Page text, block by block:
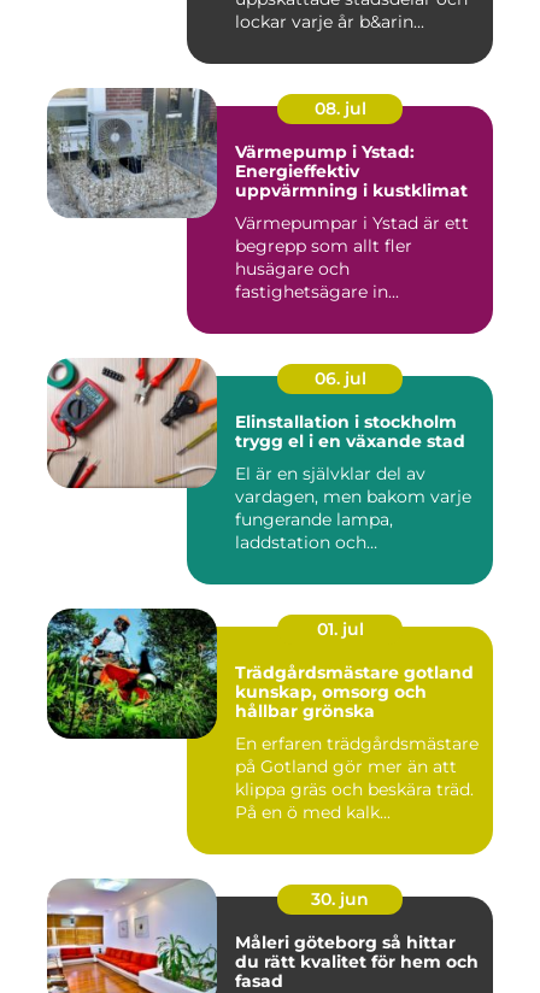
lockar varje år b&arin...
08. jul
Värmepump i Ystad:
Energieffektiv
uppvärmning i kustklimat
Värmepumpar i Ystad är ett
begrepp som allt fler
husägare och
fastighetsägare in...
06. jul
Elinstallation i stockholm
trygg el i en växande stad
El är en självklar del av
vardagen, men bakom varje
fungerande lampa,
laddstation och
01. jul
Trädgårdsmästare gotland
kunskap, omsorg och
hållbar grönska
En erfaren trädgårdsmästare
på Gotland gör mer än att
klippa gräs och beskära träd.
På en ö med kalk...
30. jun
Måleri göteborg så hittar
du rätt kvalitet för hem och
fasad